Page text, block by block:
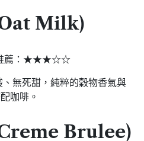
Milk)
推薦：★★★☆☆
、無死甜，純粹的穀物香氣與
咖啡。
Brulee)